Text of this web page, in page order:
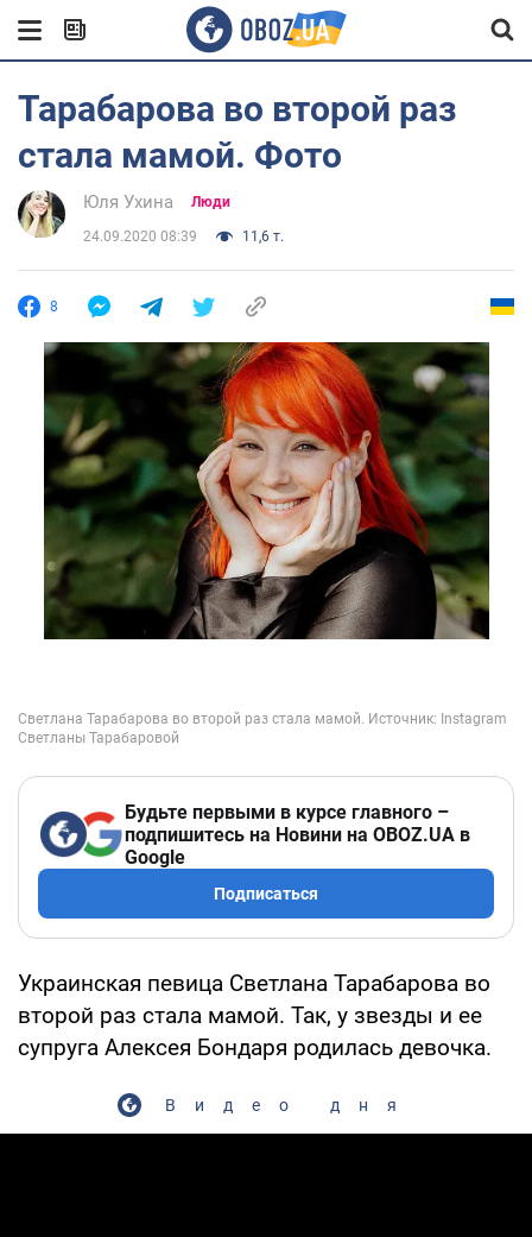
Тарабарова во второй раз
стала мамой. Фото
Юля Ухина Люди
24.09.2020 08:39 11,6 т.
8
Будьте первыми в курсе главного –
подпишитесь на Новини на OBOZ.UA в
Google
Подписаться
Украинская певица Светлана Тарабарова во
второй раз стала мамой. Так, у звезды и ее
супруга Алексея Бондаря родилась девочка.
Видео дня